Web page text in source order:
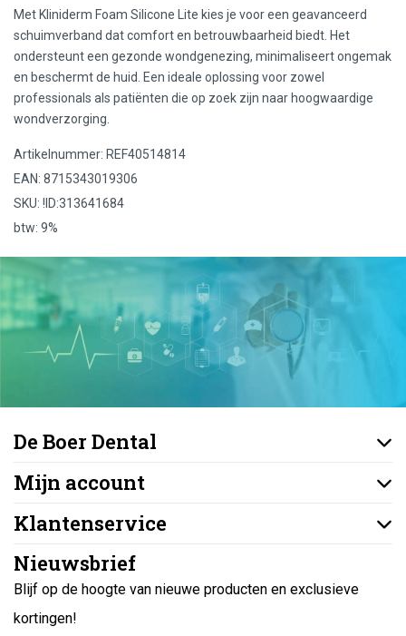
Met Kliniderm Foam Silicone Lite kies je voor een geavanceerd
schuimverband dat comfort en betrouwbaarheid biedt. Het
ondersteunt een gezonde wondgenezing, minimaliseert ongemak
en beschermt de huid. Een ideale oplossing voor zowel
professionals als patiënten die op zoek zijn naar hoogwaardige
wondverzorging.
Artikelnummer: REF40514814
EAN: 8715343019306
SKU: !ID:313641684
btw: 9%
De Boer Dental
Mijn account
Klantenservice
Nieuwsbrief
Blijf op de hoogte van nieuwe producten en exclusieve
kortingen!